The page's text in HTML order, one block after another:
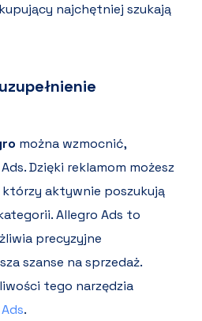
najchętniej szukają
można wzmocnić,
Dzięki reklamom możesz
aktywnie poszukują
Allegro Ads to
precyzyjne
szanse na sprzedaż.
tego narzędzia
.